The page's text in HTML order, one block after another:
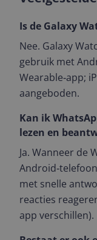
Is de Galaxy
Nee. Galaxy
gebruik met
Wearable‑app;
aangeboden.
Kan ik
lezen en
Ja. Wanneer de
met snelle
reacties
app verschillen).